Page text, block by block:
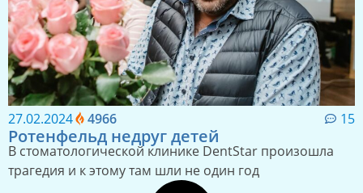
27.02.2024 4966 15
Ротенфельд недруг детей
В стоматологической клинике DentStar произошла
трагедия и к этому там шли не один год